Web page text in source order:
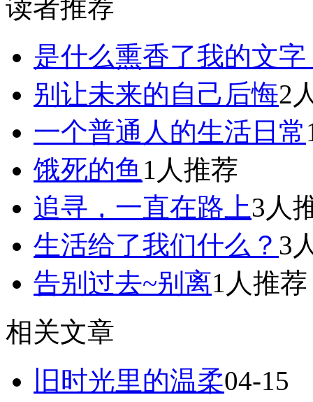
读者推荐
是什么熏香了我的文字
别让未来的自己后悔2
一个普通人的生活日常
饿死的鱼 1人推荐
追寻，一直在路上3人
生活给了我们什么？ 3
告别过去~别离1人推荐
相关文章
旧时光里的温柔04-15